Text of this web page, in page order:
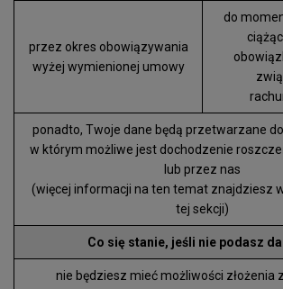
przez okres obowiązywania
wyżej wymienionej umowy
do
ponadto, Twoje dane będą przetwarzane
w którym możliwe jest dochodzenie
lub przez nas
(więcej informacji na ten temat znajdziesz
tej sekcji)
Co się stanie, jeśli nie podasz
nie będziesz mieć możliwości złożenia